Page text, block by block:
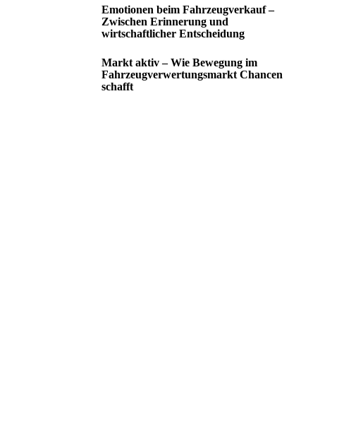
Emotionen beim Fahrzeugverkauf –
Zwischen Erinnerung und
wirtschaftlicher Entscheidung
Markt aktiv – Wie Bewegung im
Fahrzeugverwertungsmarkt Chancen
schafft